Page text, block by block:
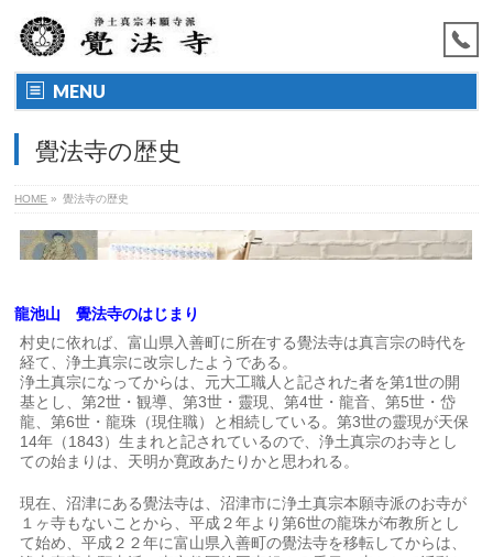
MENU
覺法寺の歴史
HOME » 覺法寺の歴史
龍池山 覺法寺のはじまり
村史に依れば、富山県入善町に所在する覺法寺は真言宗の時代を
経て、浄土真宗に改宗したようである。
浄土真宗になってからは、元大工職人と記された者を第1世の開
基とし、第2世・観導、第3世・靈現、第4世・龍音、第5世・岱
龍、第6世・龍珠（現住職）と相続している。第3世の靈現が天保
14年（1843）生まれと記されているので、浄土真宗のお寺とし
ての始まりは、天明か寛政あたりかと思われる。
現在、沼津にある覺法寺は、沼津市に浄土真宗本願寺派のお寺が
１ヶ寺もないことから、平成２年より第6世の龍珠が布教所とし
て始め、平成２２年に富山県入善町の覺法寺を移転してからは、